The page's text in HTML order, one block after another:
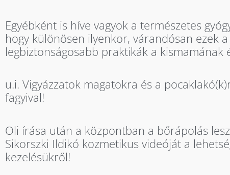
Egyébként is híve vagyok a természetes
hogy különösen ilyenkor, várandósan ezek
legbiztonságosabb praktikák a kismamának
u.i. Vigyázzatok magatokra és a
fagyival!
Oli írása után a központban a bőrápolás
Sikorszki Ildikó kozmetikus videóját a
kezelésükről!